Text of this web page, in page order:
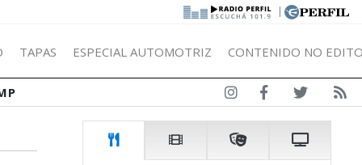
|
TAPAS ESPECIAL AUTOMOTRIZ CONTENIDO NO